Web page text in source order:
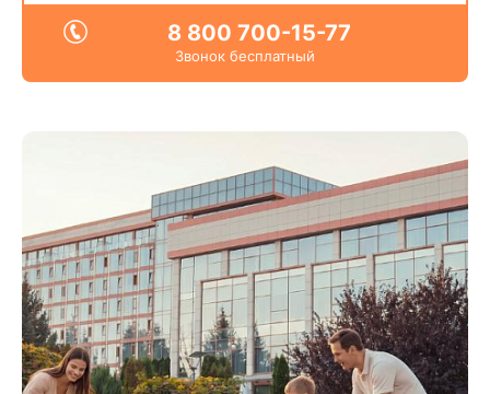
8 800 700-15-77
Звонок бесплатный